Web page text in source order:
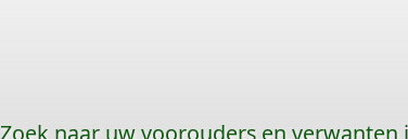
Zoek naar uw voorouders en